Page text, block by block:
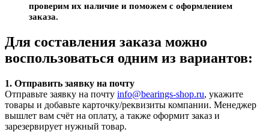
проверим их наличие и поможем с оформлением
заказа.
Для составления заказа можно
воспользоваться одним из вариантов:
1. Отправить заявку на почту
Отправьте заявку на почту info@bearings-shop.ru, укажите
товары и добавьте карточку/реквизиты компании. Менеджер
вышлет вам счёт на оплату, а также оформит заказ и
зарезервирует нужный товар.